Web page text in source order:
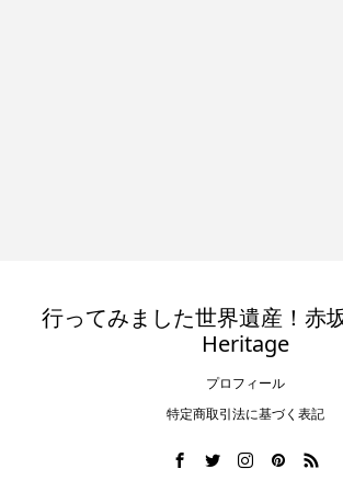
行ってみました世界遺産！赤
Heritage
プロフィール
特定商取引法に基づく表記